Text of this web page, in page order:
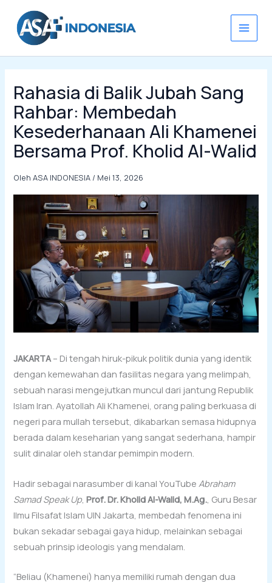
konten
Rahasia di Balik Jubah Sang
Rahbar: Membedah
Kesederhanaan Ali Khamenei
Bersama Prof. Kholid Al-Walid
OlehASA INDONESIA / Mei 13, 2026
JAKARTA– Di tengah hiruk-pikuk politik dunia yang identik
dengan kemewahan dan fasilitas negara yang melimpah,
sebuah narasi mengejutkan muncul dari jantung Republik
Islam Iran. Ayatollah Ali Khamenei, orang paling berkuasa di
negeri para mullah tersebut, dikabarkan semasa hidupnya
berada dalam keseharian yang sangat sederhana, hampir
sulit dinalar oleh standar pemimpin modern.
Hadir sebagai narasumber di kanal YouTube Abraham
Samad Speak Up ,Prof. Dr. Kholid Al-Walid, M.Ag. , Guru Besar
Ilmu Filsafat Islam UIN Jakarta, membedah fenomena ini
bukan sekadar sebagai gaya hidup, melainkan sebagai
sebuah prinsip ideologis yang mendalam.
“Beliau (Khamenei) hanya memiliki rumah dengan dua